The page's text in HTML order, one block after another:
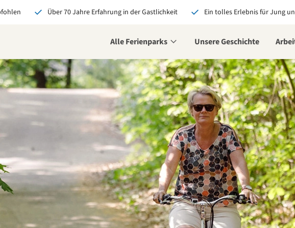
Über 70 Jahre Erfahrung in der Gastlichkeit Ein tolles Erlebnis für Jung
Alle Ferienparks Unsere Geschichte